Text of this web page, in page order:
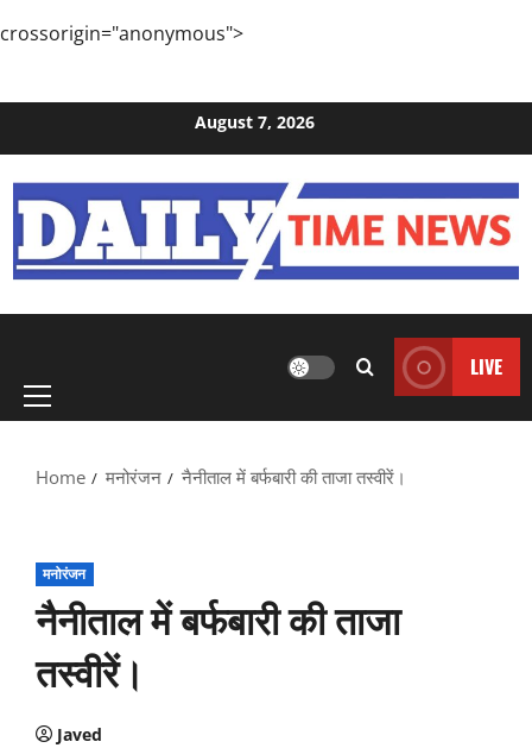
crossorigin="anonymous">
August 7, 2026
LIVE
Home मनोरंजन नैनीताल में बर्फबारी की ताजा तस्‍वीरें।
मनोरंजन
नैनीताल में बर्फबारी की ताजा
तस्‍वीरें।
Javed